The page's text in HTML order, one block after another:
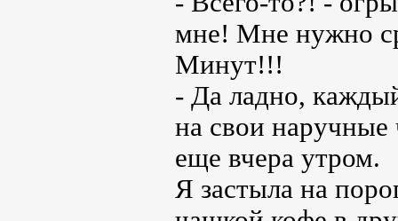
мне! Мне нужно
Минут!!!
- Да ладно,
на свои наручные
еще вчера утром.
Я застыла на